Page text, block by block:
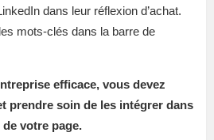
dans leur réflexion d’achat.
mots-clés dans la barre de
efficace, vous devez
prendre soin de les intégrer dans
votre page.